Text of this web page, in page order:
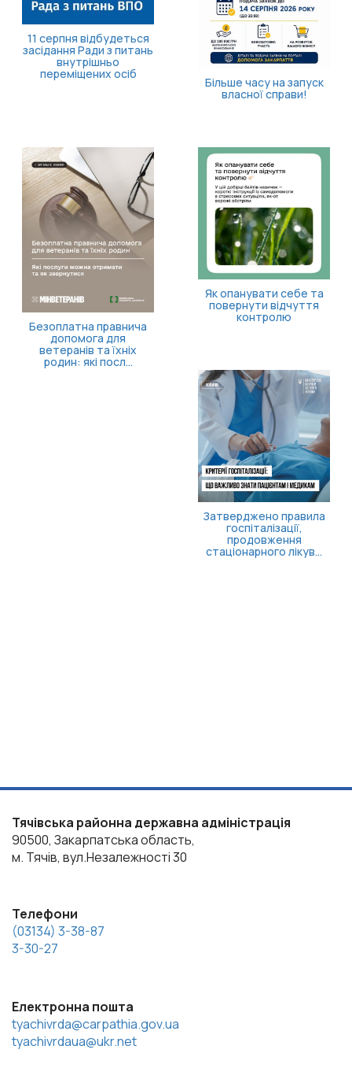
11 серпня відбудеться
засідання Ради з питань
внутрішньо
переміщених осіб
Більше часу на запуск
власної справи!
Безоплатна правнича
допомога для
ветеранів та їхніх
родин: які посл...
Як опанувати себе та
повернути відчуття
контролю
Затверджено правила
госпіталізації,
продовження
стаціонарного лікув...
Тячівська районна державна адміністрація
90500, Закарпатська область,
м. Тячів, вул.Незалежності 30
Телефони
(03134) 3-38-87
3-30-27
Електронна пошта
tyachivrda@carpathia.gov.ua
tyachivrdaua@ukr.net